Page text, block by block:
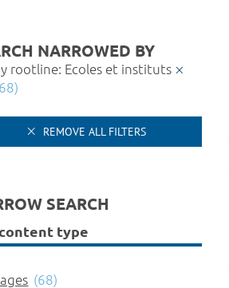
NARROWED BY
rootline: Ecoles et instituts
REMOVE ALL FILTERS
SEARCH
type
(68)